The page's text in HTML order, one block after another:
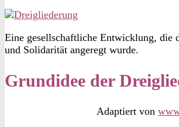
Eine gesellschaftliche Entwicklung, die
und Solidarität angeregt wurde.
Grundidee der
Adaptiert von